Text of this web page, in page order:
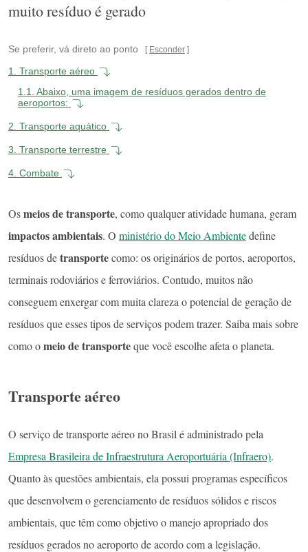
muito resíduo é gerado
Se preferir, vá direto ao ponto Esconder
1.
Transporte aéreo
1.1.
Abaixo, uma imagem de resíduos gerados dentro de
aeroportos:
2. Transporte aquático
3. Transporte terrestre
4. Combate
Osmeios de transporte, como qualquer atividade humana, geram
impactos ambientais. O ministério do Meio Ambientedefine
resíduos detransportecomo: os originários de portos, aeroportos,
terminais rodoviários e ferroviários. Contudo, muitos não
conseguem enxergar com muita clareza o potencial de geração de
resíduos que esses tipos de serviços podem trazer. Saiba mais sobre
como omeio de transporteque você escolhe afeta o planeta.
Transporte aéreo
O serviço de transporte aéreo no Brasil é administrado pela
Empresa Brasileira de Infraestrutura Aeroportuária (Infraero).
Quanto às questões ambientais, ela possui programas específicos
que desenvolvem o gerenciamento de resíduos sólidos e riscos
ambientais, que têm como objetivo o manejo apropriado dos
resíduos gerados no aeroporto de acordo com a legislação.